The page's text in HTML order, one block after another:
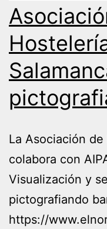
La Asociación
colabora con
Visualización y
pictografiando
https://